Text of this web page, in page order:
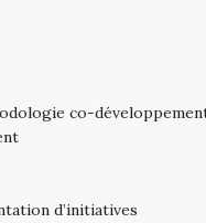
co-
d’initiatives